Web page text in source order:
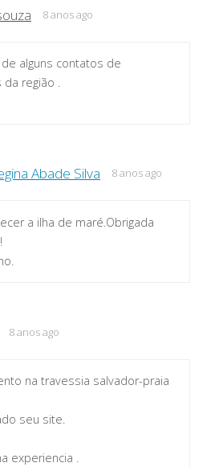
8 anos ago
alguns contatos de
região .
Abade Silva 8 anos ago
a ilha de maré.Obrigada
8 anos ago
na travessia salvador-praia
seu site.
experiencia .